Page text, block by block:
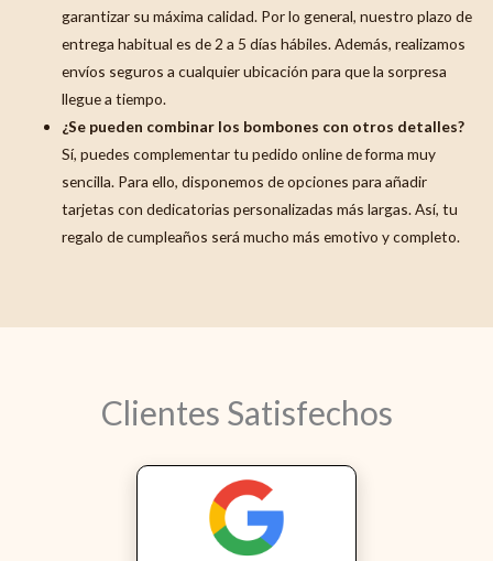
garantizar su máxima calidad. Por lo general, nuestro plazo de
entrega habitual es de 2 a 5 días hábiles. Además, realizamos
envíos seguros a cualquier ubicación para que la sorpresa
llegue a tiempo.
¿Se pueden combinar los bombones con otros detalles?
Sí, puedes complementar tu pedido online de forma muy
sencilla. Para ello, disponemos de opciones para añadir
tarjetas con dedicatorias personalizadas más largas. Así, tu
regalo de cumpleaños será mucho más emotivo y completo.
Clientes Satisfechos